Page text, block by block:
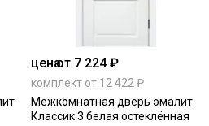
ценаот 7 224 ₽
комплект от 12 422 ₽
Межкомнатная дверь эмалит
Классик 3 белая остеклённая